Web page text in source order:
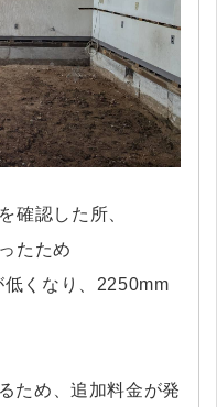
確認した所、
たため
くなり、2250mm
ため、追加料金が発